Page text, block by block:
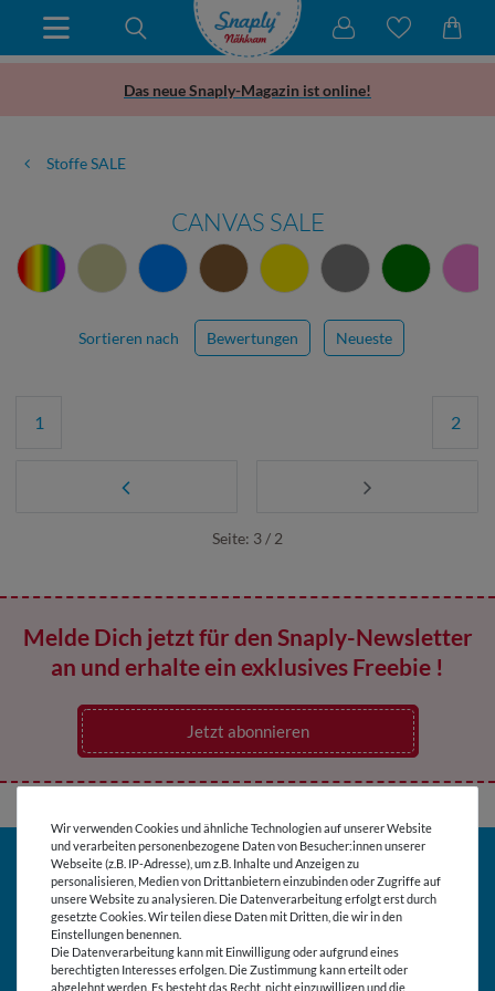
Das neue Snaply-Magazin ist online!
Stoffe SALE
CANVAS SALE
Sortieren nach Bewertungen Neueste
1 2
Seite: 3 / 2
Melde Dich jetzt für den Snaply-Newsletter
an und erhalte ein exklusives Freebie !
Jetzt abonnieren
Wir verwenden Cookies und ähnliche Technologien auf unserer Website
und verarbeiten personenbezogene Daten von Besucher:innen unserer
Webseite (z.B. IP-Adresse), um z.B. Inhalte und Anzeigen zu
personalisieren, Medien von Drittanbietern einzubinden oder Zugriffe auf
unsere Website zu analysieren. Die Datenverarbeitung erfolgt erst durch
gesetzte Cookies. Wir teilen diese Daten mit Dritten, die wir in den
Einstellungen benennen.
Die Datenverarbeitung kann mit Einwilligung oder aufgrund eines
berechtigten Interesses erfolgen. Die Zustimmung kann erteilt oder
abgelehnt werden. Es besteht das Recht, nicht einzuwilligen und die
SCHNELL GEFUNDEN
Kundenservice
Kontakt
BELIEBT
Wunschlisten
Stofflexikon